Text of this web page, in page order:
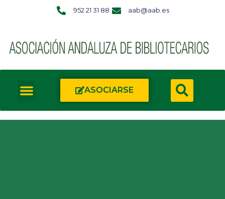
952 21 31 88 aab@aab.es
ASOCIARSE